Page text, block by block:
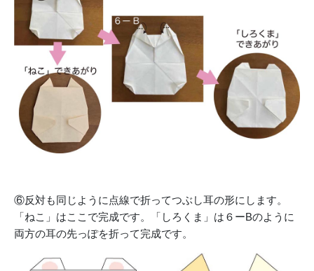
⑥反対も同じように点線で折ってつぶし耳の形にします。
「ねこ」はここで完成です。「しろくま」は６ーBのように
両方の耳の先っぽを折って完成です。